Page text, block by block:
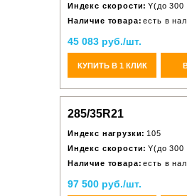
Индекс скорости: Y(до 300
Наличие товара: есть в
45 083 руб./шт.
КУПИТЬ В 1 КЛИК
285/35R21
Индекс нагрузки: 105
Индекс скорости: Y(до 300
Наличие товара: есть в
97 500 руб./шт.